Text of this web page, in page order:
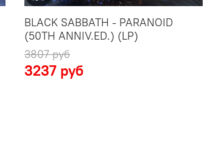
BLACK SABBATH - PARANOID
(50TH ANNIV.ED.) (LP)
3807 руб
3237 руб